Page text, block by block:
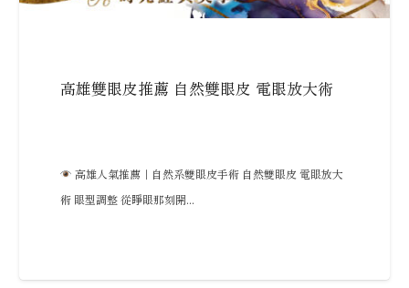
高雄雙眼皮推薦 自然雙眼皮 電眼放大術
高雄人氣推薦｜自然系雙眼皮手術 自然雙眼皮 電眼放大
術 眼型調整 從睜眼那刻開...